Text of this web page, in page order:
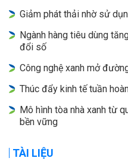
Giảm phát thải nhờ sử
Ngành hàng tiêu dùng
đổi số
Công nghệ xanh mở
Thúc đẩy kinh tế tuần
Mô hình tòa nhà xanh từ
bền vững
TÀI LIỆU